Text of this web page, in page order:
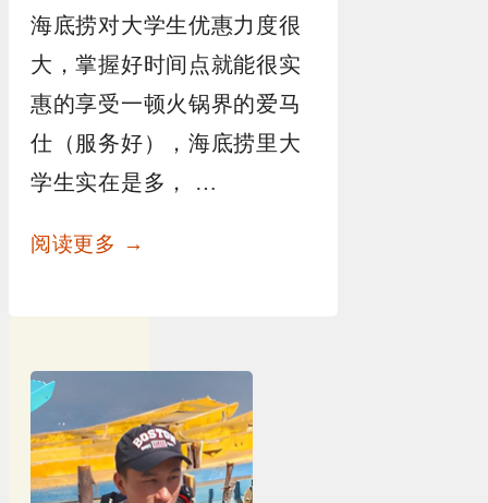
海底捞对大学生优惠力度很
大，掌握好时间点就能很实
惠的享受一顿火锅界的爱马
仕（服务好），海底捞里大
学生实在是多， …
阅读更多 →